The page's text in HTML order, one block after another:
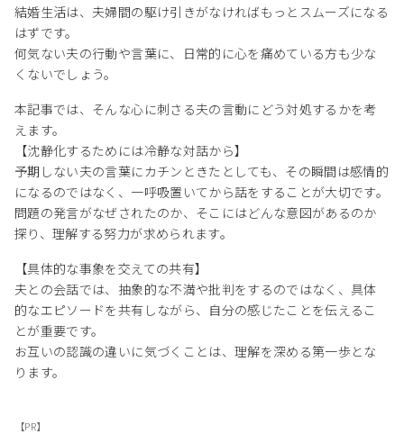
結婚生活は、夫婦間の駆け引きがなければもっとスムーズになる
はずです。
何気ない夫の行動や言葉に、日常的に心を痛めている方も少な
くないでしょう。
本記事では、そんな心に刺さる夫の言動にどう対処するかを考
えます。
【沈静化するためには冷静な対話から】
予期しない夫の言葉にカチンときたとしても、その瞬間は感情的
になるのではなく、一呼吸置いてから話をすることが大切です。
問題の発言がなぜされたのか、そこにはどんな意図があるのか
探り、理解する努力が求められます。
【具体的な事象を交えての共有】
夫との会話では、抽象的な不満や批判をするのではなく、具体
的なエピソードを共有しながら、自分の感じたことを伝えるこ
とが重要です。
お互いの認識の違いに気づくことは、理解を深める第一歩とな
ります。
【PR】